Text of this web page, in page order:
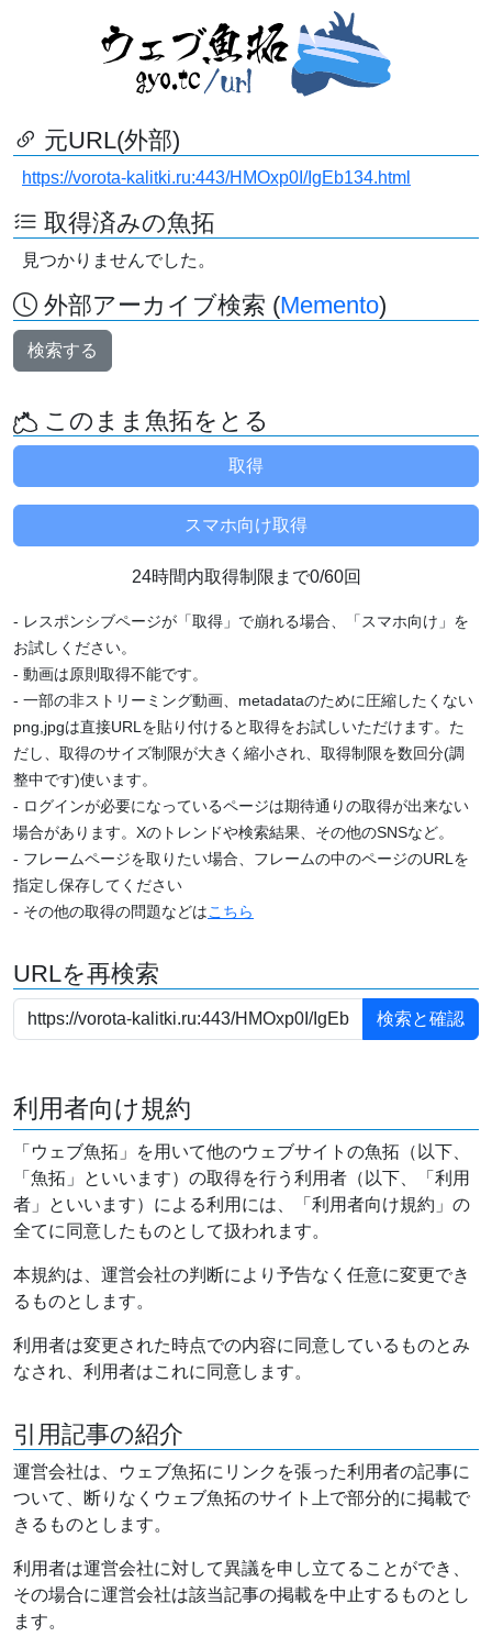
元URL(外部)
https://vorota-kalitki.ru:443/HMOxp0I/IgEb134.html
取得済みの魚拓
見つかりませんでした。
外部アーカイブ検索 (Memento)
検索する
このまま魚拓をとる
24時間内取得制限まで0/60回
- レスポンシブページが「取得」で崩れる場合、「スマホ向け」を
お試しください。
- 動画は原則取得不能です。
- 一部の非ストリーミング動画、metadataのために圧縮したくない
png,jpgは直接URLを貼り付けると取得をお試しいただけます。た
だし、取得のサイズ制限が大きく縮小され、取得制限を数回分(調
整中です)使います。
- ログインが必要になっているページは期待通りの取得が出来ない
場合があります。Xのトレンドや検索結果、その他のSNSなど。
- フレームページを取りたい場合、フレームの中のページのURLを
指定し保存してください
- その他の取得の問題などはこちら
URLを再検索
利用者向け規約
「ウェブ魚拓」を用いて他のウェブサイトの魚拓（以下、
「魚拓」といいます）の取得を行う利用者（以下、「利用
者」といいます）による利用には、「利用者向け規約」の
全てに同意したものとして扱われます。
本規約は、運営会社の判断により予告なく任意に変更でき
るものとします。
利用者は変更された時点での内容に同意しているものとみ
なされ、利用者はこれに同意します。
引用記事の紹介
運営会社は、ウェブ魚拓にリンクを張った利用者の記事に
ついて、断りなくウェブ魚拓のサイト上で部分的に掲載で
きるものとします。
利用者は運営会社に対して異議を申し立てることができ、
その場合に運営会社は該当記事の掲載を中止するものとし
ます。